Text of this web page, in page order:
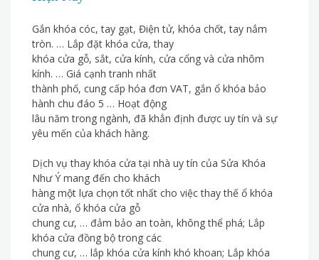
Gắn khóa cóc, tay gạt, Điện tử, khóa chốt, tay nắm
tròn. … Lắp đặt khóa cửa, thay
khóa cửa gỗ, sắt, cửa kính, cửa cổng và cửa nhôm
kính. … Giá cạnh tranh nhất
thành phố, cung cấp hóa đơn VAT, gắn ổ khóa bảo
hành chu đáo 5 … Hoạt động
lâu năm trong ngành, đã khẳn định được uy tín và sự
yêu mến của khách hàng.
Dịch vụ thay khóa cửa tại nhà uy tín của Sửa Khóa
Như Ý mang đến cho khách
hàng một lựa chọn tốt nhất cho việc thay thế ổ khóa
cửa nhà, ổ khóa cửa gỗ
chung cư, … đảm bảo an toàn, không thể phá; Lắp
khóa cửa đồng bộ trong các
chung cư, … lắp khóa cửa kính khó khoan; Lắp khóa